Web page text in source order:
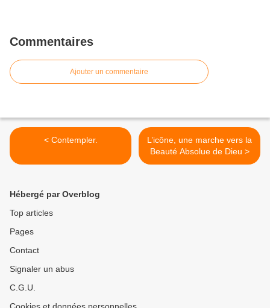
Commentaires
Ajouter un commentaire
< Contempler.
L’icône, une marche vers la
Beauté Absolue de Dieu >
Hébergé par Overblog
Top articles
Pages
Contact
Signaler un abus
C.G.U.